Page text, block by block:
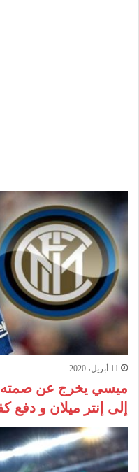
11 أبريل، 2020
ميسي يخرج عن صمته و
إلى إنتر ميلان و دفع